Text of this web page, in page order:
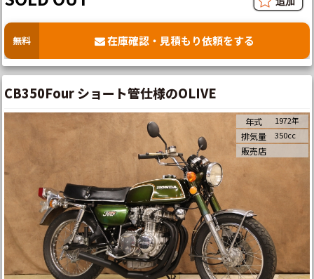
無料 在庫確認・見積もり依頼をする
CB350Four ショート管仕様のOLIVE
年式 1972年
排気量 350cc
販売店